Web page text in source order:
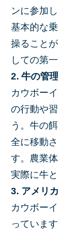
ンに参加
基本的な
操ること
しての第
2. 牛の管
カウボー
の行動や
う。牛の
全に移動
す。農業
実際に牛
3. アメリ
カウボー
っていま